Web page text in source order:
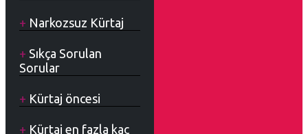
Narkozsuz Kürtaj
Sıkça Sorulan
Sorular
Kürtaj öncesi
Kürtaj en fazla kaç